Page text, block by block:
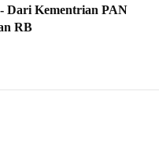
Dari Kementrian PAN
RB